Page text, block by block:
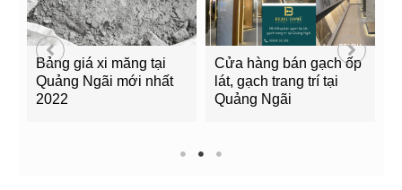
Bảng giá xi măng tại
Quảng Ngãi mới nhất
2022
Cửa hàng bán gạch ốp
lát, gạch trang trí tại
Quảng Ngãi
1 2 3